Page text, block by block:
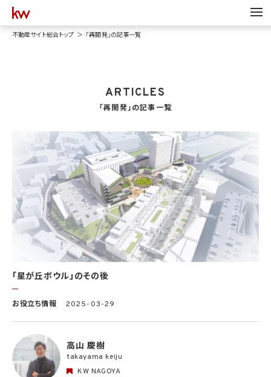
不動産サイト総合トップ 「再開発」の記事一覧
ARTICLES
「再開発」の記事一覧
「星が丘ボウル」のその後
お役立ち情報 2025-03-29
高山 慶樹
takayama keiju
KW NAGOYA